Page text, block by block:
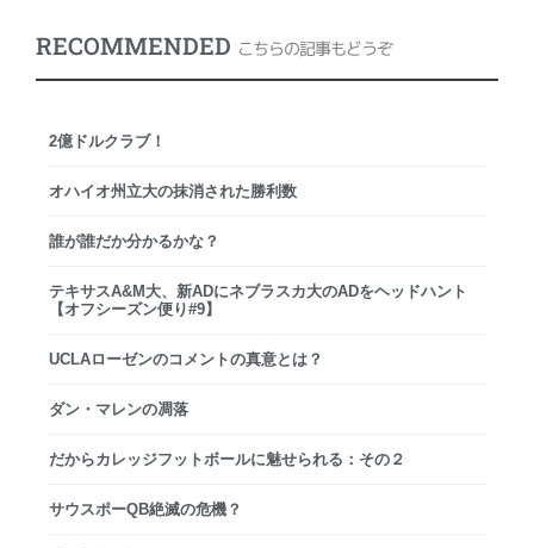
RECOMMENDED こちらの記事もどうぞ
2億ドルクラブ！
オハイオ州立大の抹消された勝利数
誰が誰だか分かるかな？
テキサスA&M大、新ADにネブラスカ大のADをヘッドハント
【オフシーズン便り#9】
UCLAローゼンのコメントの真意とは？
ダン・マレンの凋落
だからカレッジフットボールに魅せられる：その２
サウスポーQB絶滅の危機？